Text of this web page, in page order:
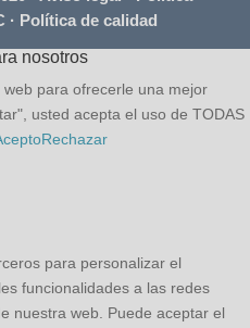
· Política de calidad
nosotros
para ofrecerle una mejor
usted acepta el uso de TODAS
Rechazar
para personalizar el
funcionalidades a las redes
nuestra web. Puede aceptar el